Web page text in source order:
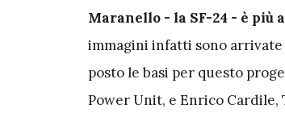
Maranello - la SF-24 - è più
immagini infatti sono
posto le basi per questo
Power Unit, e Enrico